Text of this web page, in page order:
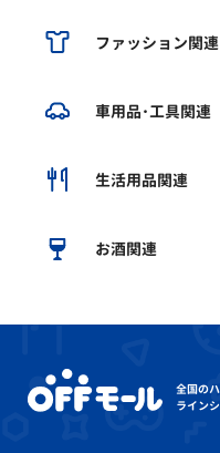
ファッション関連
車用品･工具関連
生活用品関連
お酒関連
全国の
ライン